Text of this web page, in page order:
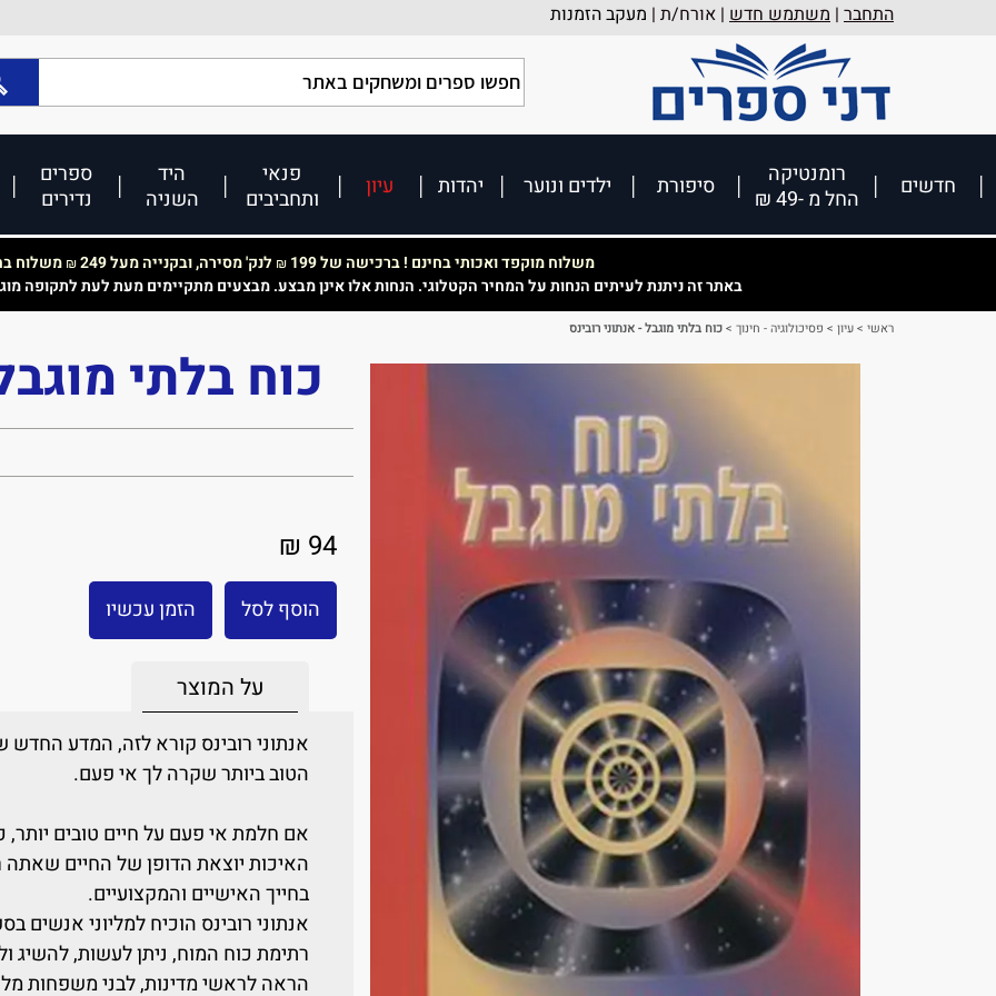
התחבר | משתמש חדש | אורח/ת | מעקב הזמנות
חדשים
רומנטיקה
החל מ -49 ₪
סיפורת ילדים ונוער יהדות עיון
פנאי
ותחביבים
היד
השניה
ספרים
נדירים
משלוח מוקפד ואכותי בחינם ! ברכישה של 199 ₪ לנק' מסירה, ובקנייה מעל 249 ₪משלוח
באתר זה ניתנת לעיתים הנחות על המחיר הקטלוגי. הנחות אלו אינן מבצע. מבצעים מתקיימים מעת לעת לתקופה
ראשי >עיון > פסיכולוגיה - חינוך >כוח בלתי מוגבל - אנתוני רובינס
כוח בלתי
94 ₪
הוסף לסל הזמן עכשיו
על המוצר
אנתוני רובינס קורא לזה, המדע
הטוב ביותר שקרה לך אי פעם.
אם חלמת אי פעם על חיים טובים
האיכות יוצאת הדופן של החיים
בחייך האישיים והמקצועיים.
אנתוני רובינס הוכיח למליוני אנשים
רתימת כוח המוח, ניתן לעשות, להשיג
הראה לראשי מדינות, לבני משפחות